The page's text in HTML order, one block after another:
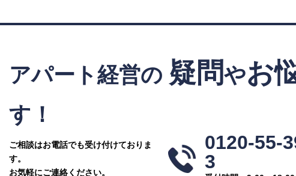
アパート経営の 疑問やお
す！
ご相談はお電話でも受け付けておりま
す。
お気軽にご連絡ください。
0120-55-
3